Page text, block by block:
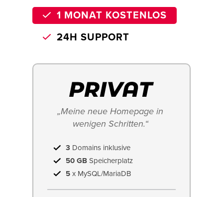
1 MONAT KOSTENLOS
24H SUPPORT
„Meine neue Homepage in
wenigen Schritten.“
3 Domains inklusive
50 GB Speicherplatz
5 x MySQL/MariaDB